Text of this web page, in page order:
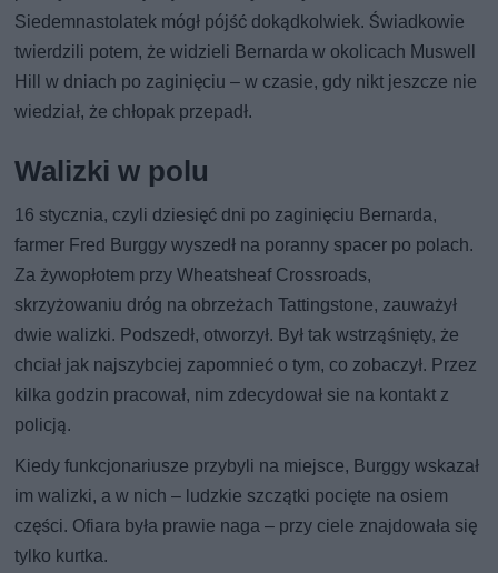
Siedemnastolatek mógł pójść dokądkolwiek. Świadkowie
twierdzili potem, że widzieli Bernarda w okolicach Muswell
Hill w dniach po zaginięciu – w czasie, gdy nikt jeszcze nie
wiedział, że chłopak przepadł.
Walizki w polu
16 stycznia, czyli dziesięć dni po zaginięciu Bernarda,
farmer Fred Burggy wyszedł na poranny spacer po polach.
Za żywopłotem przy Wheatsheaf Crossroads,
skrzyżowaniu dróg na obrzeżach Tattingstone, zauważył
dwie walizki. Podszedł, otworzył. Był tak wstrząśnięty, że
chciał jak najszybciej zapomnieć o tym, co zobaczył. Przez
kilka godzin pracował, nim zdecydował sie na kontakt z
policją.
Kiedy funkcjonariusze przybyli na miejsce, Burggy wskazał
im walizki, a w nich – ludzkie szczątki pocięte na osiem
części. Ofiara była prawie naga – przy ciele znajdowała się
tylko kurtka.